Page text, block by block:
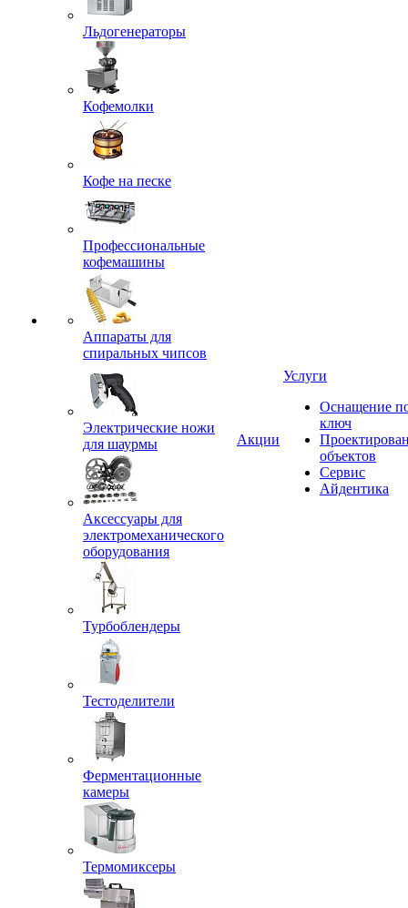
Льдогенераторы
Кофемолки
Кофе на песке
Профессиональные
кофемашины
Аппараты для
спиральных чипсов
Электрические ножи
для шаурмы
Аксессуары для
электромеханического
оборудования
Турбоблендеры
Тестоделители
Ферментационные
камеры
Термомиксеры
Акции
Услуги
Оснащение
ключ
объектов
Сервис
Айдентика